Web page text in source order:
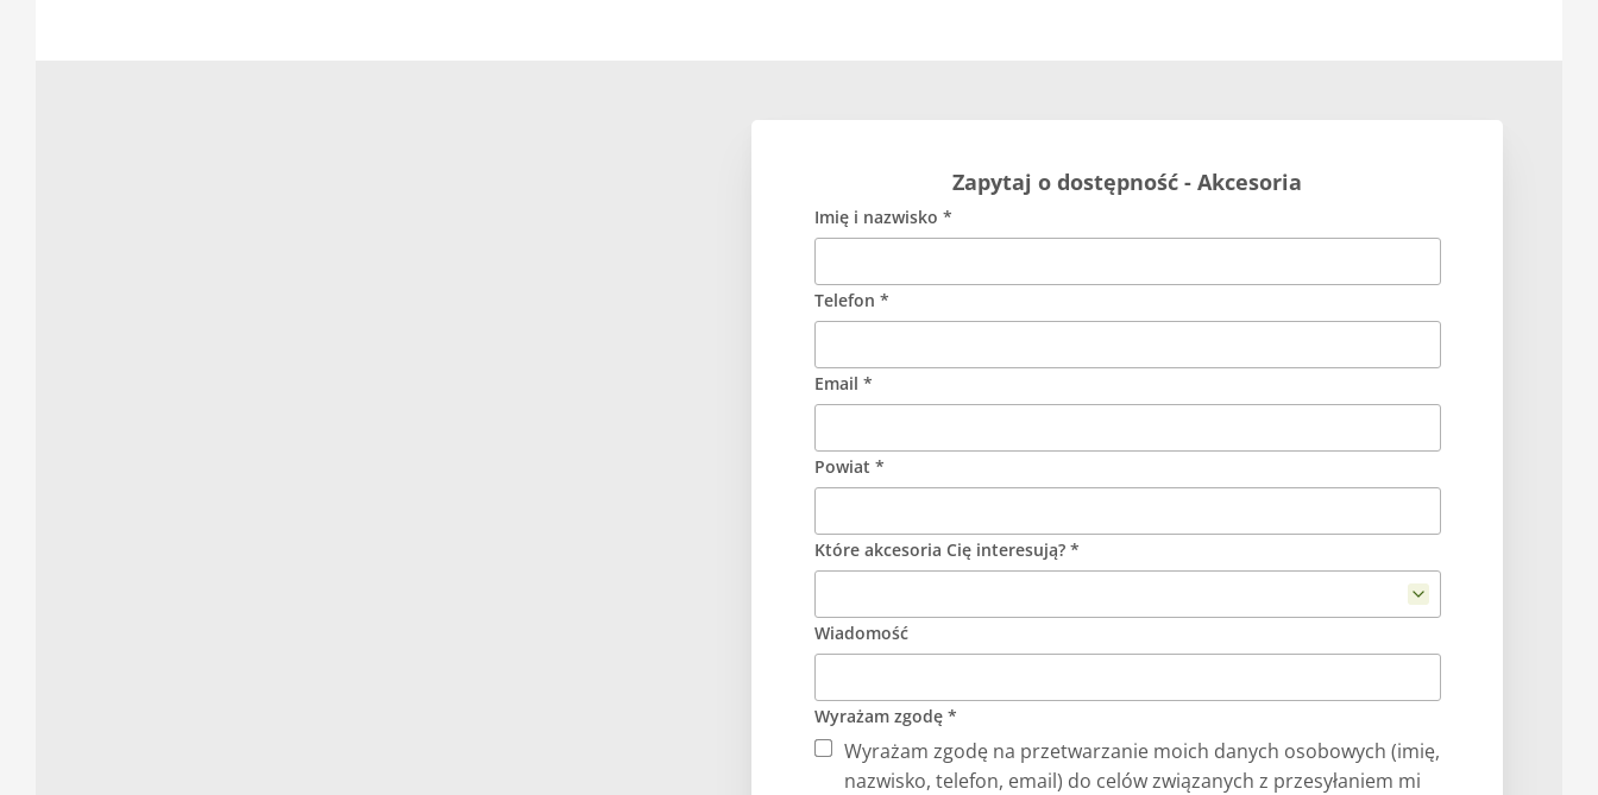
Zapytaj o dostępność - Akcesoria
Imię i nazwisko *
Telefon *
Email *
Powiat *
Które akcesoria Cię interesują? *
Wiadomość
Wyrażam zgodę *
Wyrażam zgodę na przetwarzanie moich danych osobowych (imię,
nazwisko, telefon, email) do celów związanych z przesyłaniem mi